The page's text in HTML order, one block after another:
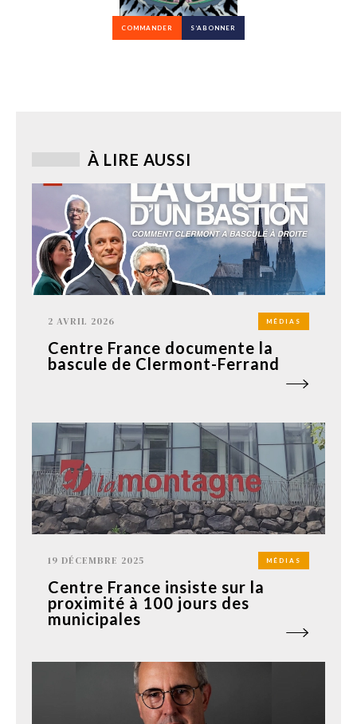
COMMANDER S’ABONNER
À LIRE AUSSI
2 AVRIL 2026 MÉDIAS
Centre France documente la
bascule de Clermont-Ferrand
19 DÉCEMBRE 2025 MÉDIAS
Centre France insiste sur la
proximité à 100 jours des
municipales